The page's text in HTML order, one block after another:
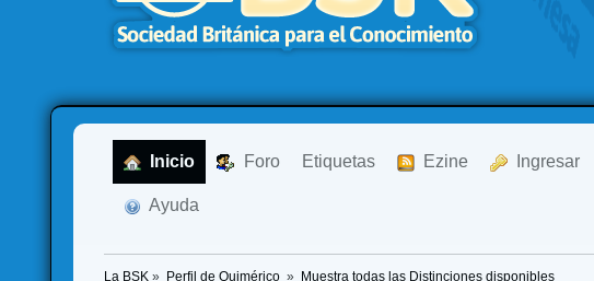
Inicio Foro Etiquetas Ezine Ingresar
Ayuda
La BSK » Perfil de Quimérico » Muestra todas las Distinciones disponibles